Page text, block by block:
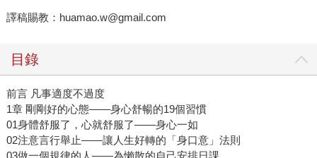
譯稿賜教：huamao.w@gmail.com
目錄
前言 凡事適度不過度
1章 剛剛好的心態——身心舒暢的19個習慣
01身體舒服了，心就舒服了——身心一如
02注意言行舉止——讓人生好轉的「身口意」法則